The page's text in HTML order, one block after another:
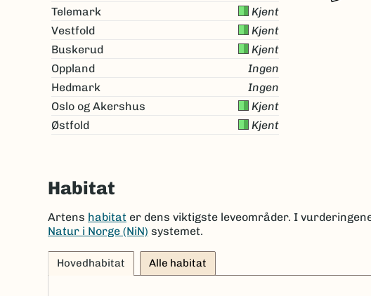
Telemark
Kjent
Vestfold
Kjent
Buskerud
Kjent
Oppland
Ingen
Hedmark
Ingen
Oslo og Akershus
Kjent
Østfold
Kjent
Habitat
Artens habitat er dens viktigste leveområder. I
Natur i Norge (NiN) systemet.
Hovedhabitat Alle habitat